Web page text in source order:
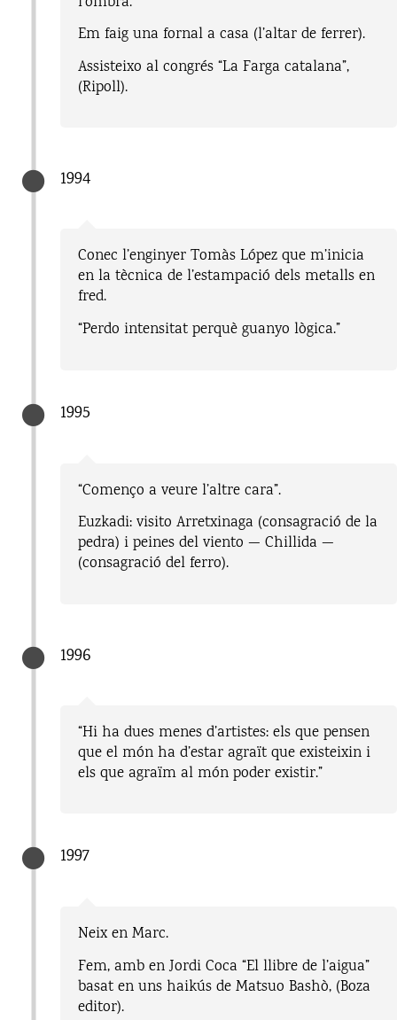
Em faig una fornal a casa (l’altar de ferrer).
Assisteixo al congrés “La Farga catalana”,
(Ripoll).
1994
Conec l’enginyer Tomàs López que m’inicia
en la tècnica de l’estampació dels metalls en
fred.
“Perdo intensitat perquè guanyo lògica.”
1995
“Començo a veure l’altre cara”.
Euzkadi: visito Arretxinaga (consagració de la
pedra) i peines del viento — Chillida —
(consagració del ferro).
1996
“Hi ha dues menes d’artistes: els que pensen
que el món ha d’estar agraït que existeixin i
els que agraïm al món poder existir.”
1997
Neix en Marc.
Fem, amb en Jordi Coca “El llibre de l’aigua”
basat en uns haikús de Matsuo Bashò, (Boza
editor).